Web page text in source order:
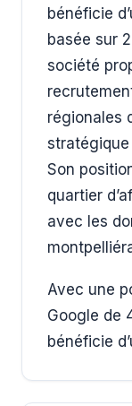
bénéficie
basée sur
société
régionales
Son
quartier
avec les
Avec une
Google de
bénéficie